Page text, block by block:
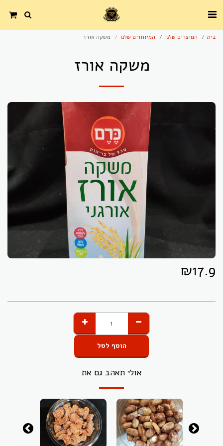
בית המוצרים שלנו המיוחדים שלנו משקה אורז
משקה אורז
₪17.9
הוסף לסל
אולי תאהב גם את